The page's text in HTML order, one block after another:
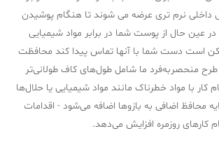
داخلی نرم تری عرضه می شوند تا هنگام پوشیدن
عین حال از پوست شما در برابر مواد شیمیایی
است دست شما با آنها تماس پیدا کند محافظت
طرح منحصربه‌فرد ما شامل طول‌های کاف طولانی‌تر
کار با مواد خطرناک مانند مواد شیمیایی یا حلال‌ها
محافظ اضافی به بازوها اضافه می‌شود - اقدامات
کارهای روزمره افزایش می‌دهد.